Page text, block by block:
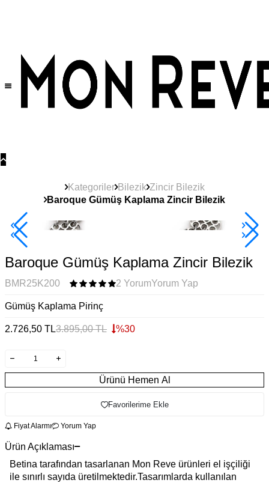
Kategoriler Bilezik Zincir Bilezik
Baroque Gümüş Kaplama Zincir Bilezik
2+ Ürüne +%10
Baroque Gümüş Kaplama Zincir Bilezik
BMR25K200 2 YorumYorum Yap
Gümüş Kaplama Pirinç
2.726,50 TL3.895,00TL %30
Ürünü Hemen Al
Favorilerime Ekle
Fiyat Alarmı Yorum Yap
Ürün Açıklaması
Betina tarafından tasarlanan Mon Reve ürünleri el işçiliği
ile sınırlı sayıda üretilmektedir.Tasarımlarda kullanılan